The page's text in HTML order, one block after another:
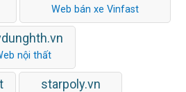
Web bán xe Vinfast
nội thất
starpoly.vn